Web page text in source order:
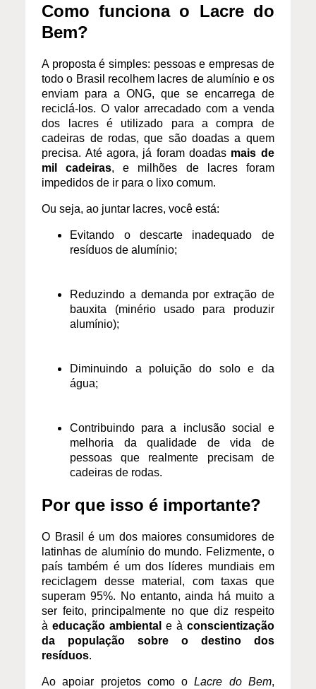
Como funciona o Lacre do
Bem?
A proposta é simples: pessoas e empresas de
todo o Brasil recolhem lacres de alumínio e os
enviam para a ONG, que se encarrega de
reciclá-los. O valor arrecadado com a venda
dos lacres é utilizado para a compra de
cadeiras de rodas, que são doadas a quem
precisa. Até agora, já foram doadas mais de
mil cadeiras, e milhões de lacres foram
impedidos de ir para o lixo comum.
Ou seja, ao juntar lacres, você está:
Evitando o descarte inadequado de
resíduos de alumínio;
Reduzindo a demanda por extração de
bauxita (minério usado para produzir
alumínio);
Diminuindo a poluição do solo e da
água;
Contribuindo para a inclusão social e
melhoria da qualidade de vida de
pessoas que realmente precisam de
cadeiras de rodas.
Por que isso é importante?
O Brasil é um dos maiores consumidores de
latinhas de alumínio do mundo. Felizmente, o
país também é um dos líderes mundiais em
reciclagem desse material, com taxas que
superam 95%. No entanto, ainda há muito a
ser feito, principalmente no que diz respeito
àeducação ambiental e à conscientização
da população sobre o destino dos
resíduos.
Ao apoiar projetos como oLacre do Bem,